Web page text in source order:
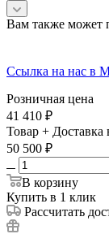
Вам также может
Ссылка на нас в
Розничная цена
41 410 ₽
Товар + Доставка
50 500 ₽
В корзину
Купить в 1 клик
Рассчитать